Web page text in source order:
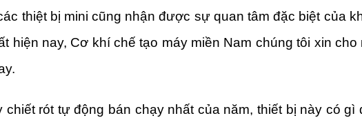
thiệt bị mini cũng nhận được sự quan tâm đặc biệt của
hiện nay, Cơ khí chế tạo máy miền Nam chúng tôi xin cho
rót tự động bán chạy nhất của năm, thiết bị này có gì